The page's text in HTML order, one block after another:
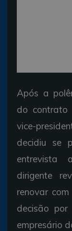
Após a
do contrato
vice-
decidiu se
entrevista
dirigente
renovar
decisão
empresário